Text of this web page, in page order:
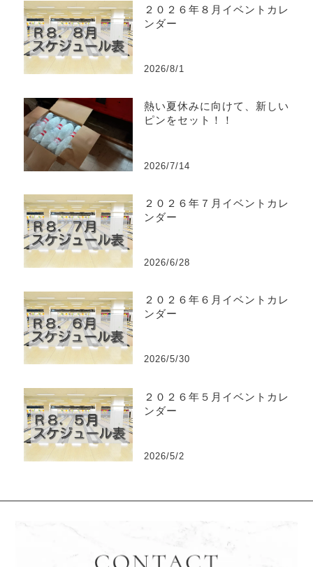
２０２６年８月イベントカレ
ンダー
2026/8/1
熱い夏休みに向けて、新しい
ピンをセット！！
2026/7/14
２０２６年７月イベントカレ
ンダー
2026/6/28
２０２６年６月イベントカレ
ンダー
2026/5/30
２０２６年５月イベントカレ
ンダー
2026/5/2